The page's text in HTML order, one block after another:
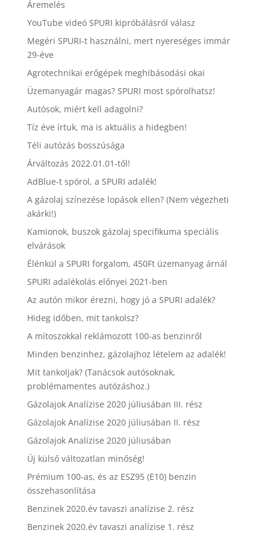
Áremelés
YouTube videó SPURI kipróbálásról válasz
Megéri SPURI-t használni, mert nyereséges immár
29-éve
Agrotechnikai erőgépek meghibásodási okai
Üzemanyagár magas? SPURI most spórolhatsz!
Autósok, miért kell adagolni?
Tíz éve írtuk, ma is aktuális a hidegben!
Téli autózás bosszúsága
Árváltozás 2022.01.01-től!
AdBlue-t spórol, a SPURI adalék!
A gázolaj színezése lopások ellen? (Nem végezheti
akárki!)
Kamionok, buszok gázolaj specifikuma speciális
elvárások
Élénkül a SPURI forgalom, 450Ft üzemanyag árnál
SPURI adalékolás előnyei 2021-ben
Az autón mikor érezni, hogy jó a SPURI adalék?
Hideg időben, mit tankolsz?
A mítoszokkal reklámozott 100-as benzinről
Minden benzinhez, gázolajhoz lételem az adalék!
Mit tankoljak? (Tanácsok autósoknak,
problémamentes autózáshoz.)
Gázolajok Analízise 2020 júliusában III. rész
Gázolajok Analízise 2020 júliusában II. rész
Gázolajok Analízise 2020 júliusában
Új külső változatlan minőség!
Prémium 100-as, és az ESZ95 (E10) benzin
összehasonlítása
Benzinek 2020.év tavaszi analízise 2. rész
Benzinek 2020.év tavaszi analízise 1. rész